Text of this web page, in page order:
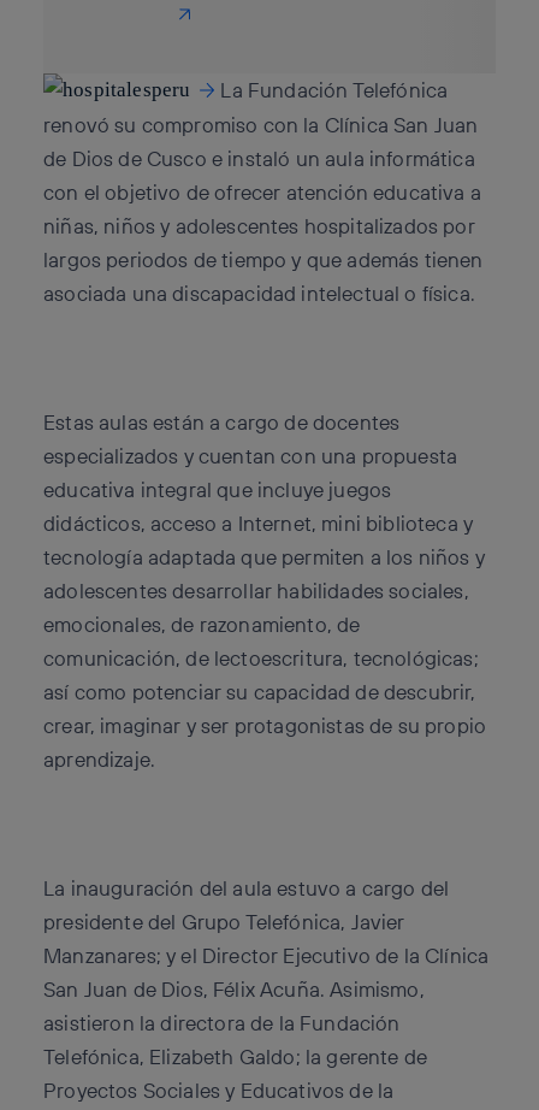
La Fundación Telefónica
renovó su compromiso con la Clínica San Juan
de Dios de Cusco e instaló un aula informática
con el objetivo de ofrecer atención educativa a
niñas, niños y adolescentes hospitalizados por
largos periodos de tiempo y que además tienen
asociada una discapacidad intelectual o física.
Estas aulas están a cargo de docentes
especializados y cuentan con una propuesta
educativa integral que incluye juegos
didácticos, acceso a Internet, mini biblioteca y
tecnología adaptada que permiten a los niños y
adolescentes desarrollar habilidades sociales,
emocionales, de razonamiento, de
comunicación, de lectoescritura, tecnológicas;
así como potenciar su capacidad de descubrir,
crear, imaginar y ser protagonistas de su propio
aprendizaje.
La inauguración del aula estuvo a cargo del
presidente del Grupo Telefónica, Javier
Manzanares; y el Director Ejecutivo de la Clínica
San Juan de Dios, Félix Acuña. Asimismo,
asistieron la directora de la Fundación
Telefónica, Elizabeth Galdo; la gerente de
Proyectos Sociales y Educativos de la